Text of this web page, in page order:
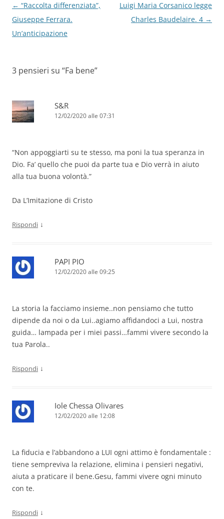
Navigazione
articolo
← “Raccolta differenziata”,
Giuseppe Ferrara.
Un’anticipazione
Luigi Maria Corsanico legge
Charles Baudelaire. 4 →
3 pensieri su “Fa bene”
S&R
12/02/2020 alle 07:31
“Non appoggiarti su te stesso, ma poni la tua speranza in
Dio. Fa’ quello che puoi da parte tua e Dio verrà in aiuto
alla tua buona volontà.”
Da L’Imitazione di Cristo
Rispondi ↓
PAPI PIO
12/02/2020 alle 09:25
La storia la facciamo insieme..non pensiamo che tutto
dipende da noi o da Lui..agiamo affidandoci a Lui, nostra
guida… lampada per i miei passi…fammi vivere secondo la
tua Parola..
Rispondi ↓
Iole Chessa Olivares
12/02/2020 alle 12:08
La fiducia e l’abbandono a LUI ogni attimo è fondamentale :
tiene sempreviva la relazione, elimina i pensieri negativi,
aiuta a praticare il bene.Gesu, fammi vivere ogni minuto
con te.
Rispondi ↓